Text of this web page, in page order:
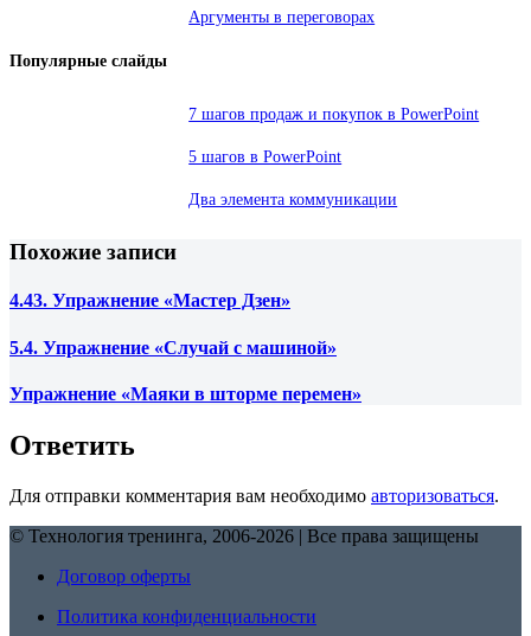
Аргументы в переговорах
Популярные слайды
7 шагов продаж и покупок в PowerPoint
5 шагов в PowerPoint
Два элемента коммуникации
Похожие записи
4.43. Упражнение «Мастер Дзен»
5.4. Упражнение «Случай с машиной»
Упражнение «Маяки в шторме перемен»
Ответить
Для отправки комментария вам необходимо авторизоваться.
© Технология тренинга, 2006-2026 | Все права защищены
Договор оферты
Политика конфиденциальности